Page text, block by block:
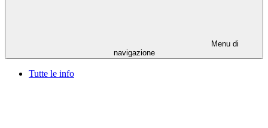
Menu di
navigazione
Tutte le info